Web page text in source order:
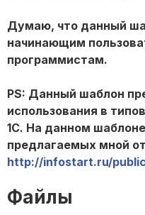
Думаю, что данный
начинающим
программистам.
PS: Данный шаблон
использования в
1С. На данном
предлагаемых мной
http://infostart.ru/
Файлы